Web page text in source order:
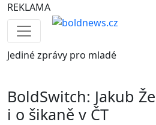
REKLAMA
Jedinézprávy pro mladé
BoldSwitch: Jakub
i o šikaně v ČT